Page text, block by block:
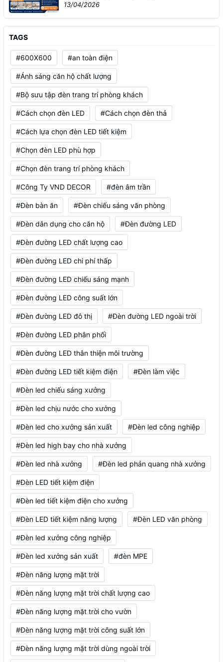
13/04/2026
TAGS
#600X600 #an toàn điện
#Ánh sáng căn hộ chất lượng
#Bộ sưu tập đèn trang trí phòng khách
#Cách chọn đèn LED #Cách chọn đèn thả
#Cách lựa chọn đèn LED tiết kiệm
#Chọn đèn LED phù hợp
#Chọn đèn trang trí phòng khách
#Công Ty VND DECOR #đèn âm trần
#Đèn bàn ăn #Đèn chiếu sáng văn phòng
#Đèn dân dụng cho căn hộ #Đèn đường LED
#Đèn đường LED chất lượng cao
#Đèn đường LED chi phí thấp
#Đèn đường LED chiếu sáng mạnh
#Đèn đường LED công suất lớn
#Đèn đường LED đô thị #Đèn đường LED ngoài trời
#Đèn đường LED phân phối
#Đèn đường LED thân thiện môi trường
#Đèn đường LED tiết kiệm điện #Đèn làm việc
#Đèn led chiếu sáng xưởng
#Đèn led chịu nước cho xưởng
#Đèn led cho xưởng sản xuất #Đèn led công nghiệp
#Đèn led high bay cho nhà xưởng
#Đèn led nhà xưởng #Đèn led phản quang nhà xưởng
#Đèn LED tiết kiệm điện
#Đèn led tiết kiệm điện cho xưởng
#Đèn LED tiết kiệm năng lượng #Đèn LED văn phòng
#Đèn led xưởng công nghiệp
#Đèn led xưởng sản xuất #đèn MPE
#Đèn năng lượng mặt trời
#Đèn năng lượng mặt trời chất lượng cao
#Đèn năng lượng mặt trời cho vườn
#Đèn năng lượng mặt trời công suất lớn
#Đèn năng lượng mặt trời dùng ngoài trời